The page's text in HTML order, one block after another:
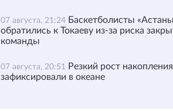
07 августа, 21:24 Баскетболисты
обратились к Токаеву из-за риска
команды
07 августа, 20:51 Резкий рост
зафиксировали в океане